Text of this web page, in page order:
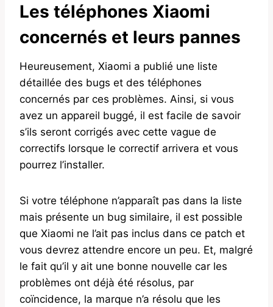
Les téléphones Xiaomi
concernés et leurs pannes
Heureusement, Xiaomi a publié une liste
détaillée des bugs et des téléphones
concernés par ces problèmes. Ainsi, si vous
avez un appareil buggé, il est facile de savoir
s’ils seront corrigés avec cette vague de
correctifs lorsque le correctif arrivera et vous
pourrez l’installer.
Si votre téléphone n’apparaît pas dans la liste
mais présente un bug similaire, il est possible
que Xiaomi ne l’ait pas inclus dans ce patch et
vous devrez attendre encore un peu. Et, malgré
le fait qu’il y ait une bonne nouvelle car les
problèmes ont déjà été résolus, par
coïncidence, la marque n’a résolu que les